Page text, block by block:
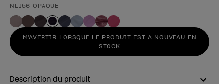
NLI56 OPAQUE
M'AVERTIR LORSQUE LE PRODUIT EST À NOUVEAU EN
STOCK
Description du produit